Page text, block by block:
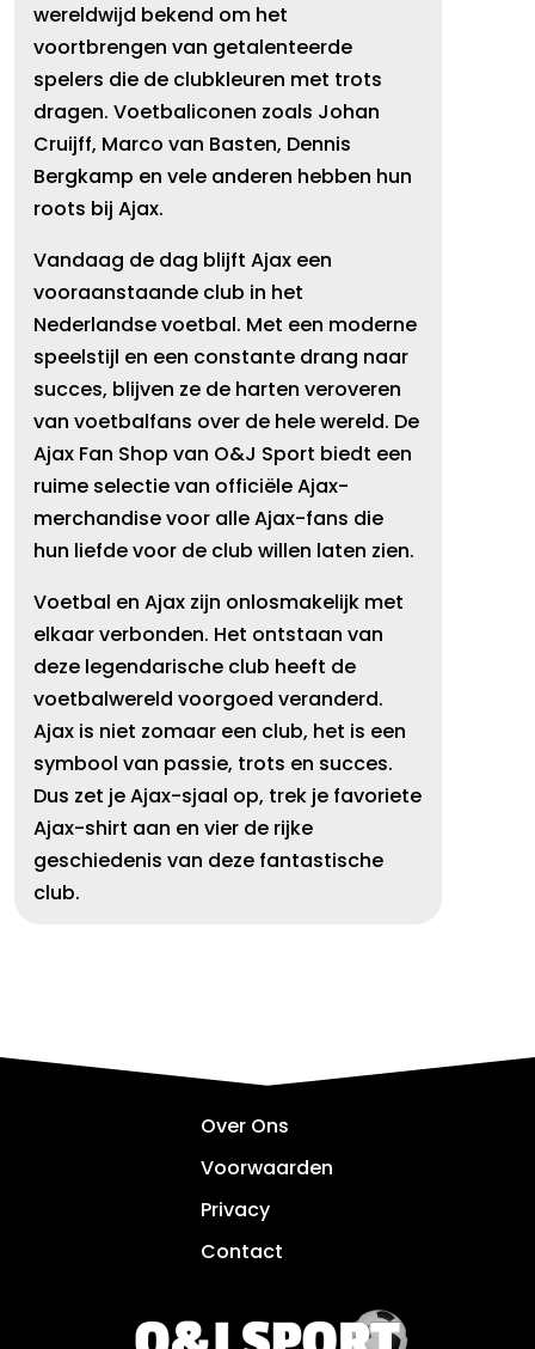
wereldwijd bekend om het
voortbrengen van getalenteerde
spelers die de clubkleuren met trots
dragen. Voetbaliconen zoals Johan
Cruijff, Marco van Basten, Dennis
Bergkamp en vele anderen hebben hun
roots bij Ajax.
Vandaag de dag blijft Ajax een
vooraanstaande club in het
Nederlandse voetbal. Met een moderne
speelstijl en een constante drang naar
succes, blijven ze de harten veroveren
van voetbalfans over de hele wereld. De
Ajax Fan Shop van O&J Sport biedt een
ruime selectie van officiële Ajax-
merchandise voor alle Ajax-fans die
hun liefde voor de club willen laten zien.
Voetbal en Ajax zijn onlosmakelijk met
elkaar verbonden. Het ontstaan van
deze legendarische club heeft de
voetbalwereld voorgoed veranderd.
Ajax is niet zomaar een club, het is een
symbool van passie, trots en succes.
Dus zet je Ajax-sjaal op, trek je favoriete
Ajax-shirt aan en vier de rijke
geschiedenis van deze fantastische
club.
Over Ons
Voorwaarden
Privacy
Contact